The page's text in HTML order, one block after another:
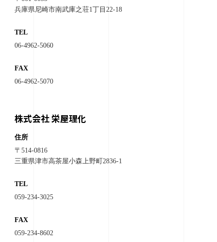
兵庫県尼崎市南武庫之荘1丁目22-18
TEL
06-4962-5060
FAX
06-4962-5070
株式会社 栄屋理化
住所
〒514-0816
三重県津市高茶屋小森上野町2836-1
TEL
059-234-3025
FAX
059-234-8602